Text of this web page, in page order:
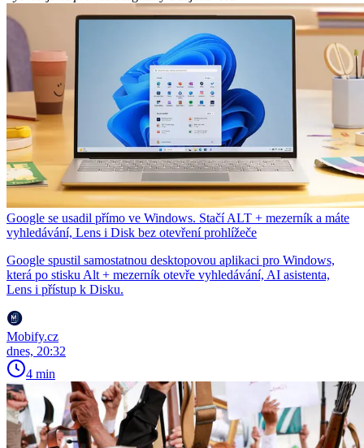
Google se usadil přímo ve Windows. Stačí ALT + mezerník a máte
vyhledávání, Lens i Disk bez otevření prohlížeče
Google spustil samostatnou desktopovou aplikaci pro Windows,
která po stisku Alt + mezerník otevře vyhledávání, AI asistenta,
Lens i přístup k Disku.
Mobify.cz
dnes, 20:32
4 min